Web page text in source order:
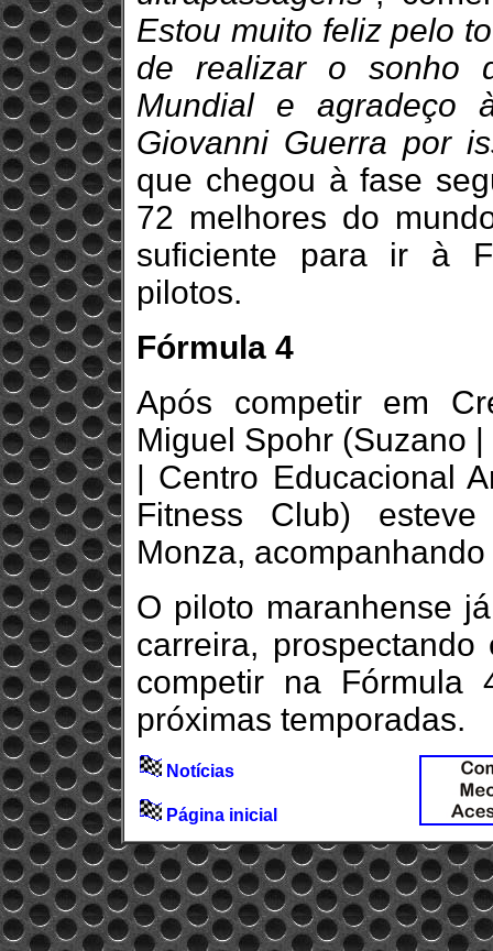
Estou muito feliz pelo
de realizar o sonho
Mundial e agradeço
Giovanni Guerra por
que chegou à fase
72 melhores do
suficiente para ir à
pilotos.
Fórmula 4
Após competir em
Miguel Spohr (Suzano
| Centro Educacional
Fitness Club)
Monza,
O piloto maranhense
carreira,
competir na
próximas temporadas.
Notícias
Página inicial